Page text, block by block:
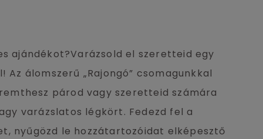
ajándékot?Varázsold el szeretteid egy
Az álomszerű „Rajongó” csomagunkkal
párod vagy szeretteid számára
varázslatos légkört. Fedezd fel a
nyűgözd le hozzátartozóidat elképesztő